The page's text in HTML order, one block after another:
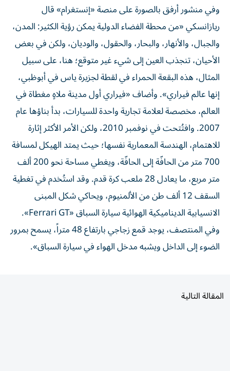
وفي منشور أرفق بالصورة على منصة «إنستغرام» قال
ريازانسكي «من محطة الفضاء الدولية يمكن رؤية الكثير: المدن،
والجبال، والأنهار، والبحار، والحقول، والوديان، ولكن في بعض
الأحيان، تنجذب العين إلى شيء غير متوقع؛ هنا، على سبيل
المثال، هذه البقعة الحمراء في لقطة لجزيرة ياس في أبوظبي،
إنها عالم فيراري». وأضاف «فيراري أول مدينة ملاهٍ مغطاة في
العالم، مخصصة لعلامة تجارية واحدة للسيارات، بدأ بناؤها عام
2007. وافتُتحت في نوفمبر 2010، ولكن الأمر الأكثر إثارة
للاهتمام، الهندسة المعمارية نفسها؛ حيث يمتد الهيكل لمسافة
700 متر من الحافّة إلى الحافّة، ويغطي مساحة نحو 200 ألف
متر مربع، ما يعادل 28 ملعب كرة قدم. وقد استُخدم في تغطية
السقف 12 ألف طن من الألمنيوم، ويحاكي شكل المبنى
الانسيابية الديناميكية الهوائية سيارة السباق «Ferrari GT».
وفي المنتصف، يوجد قمع زجاجي بارتفاع 48 متراً، يسمح بمرور
الضوء إلى الداخل ويشبه مدخل الهواء في سيارة السباق».
المقالة التالية